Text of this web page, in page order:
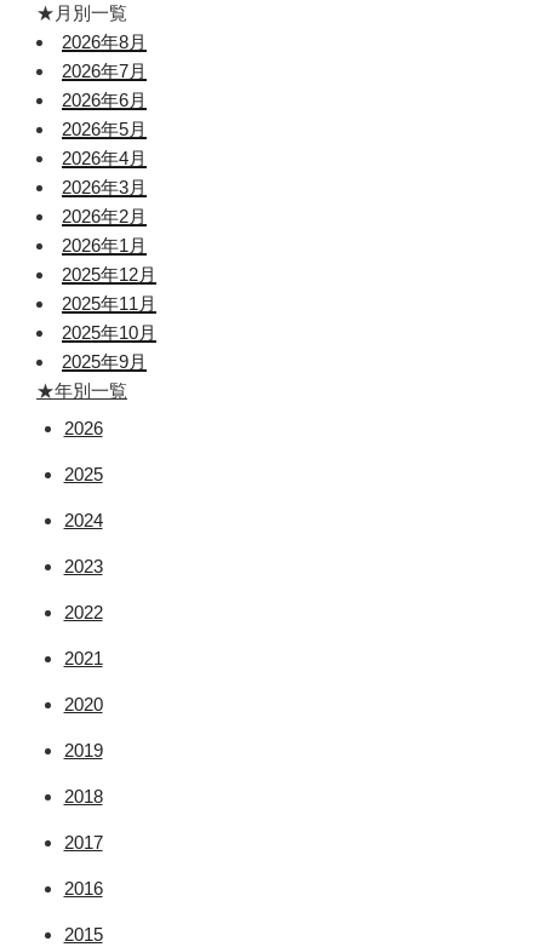
★月別一覧
2026年8月
2026年7月
2026年6月
2026年5月
2026年4月
2026年3月
2026年2月
2026年1月
2025年12月
2025年11月
2025年10月
2025年9月
★年別一覧
2026
2025
2024
2023
2022
2021
2020
2019
2018
2017
2016
2015